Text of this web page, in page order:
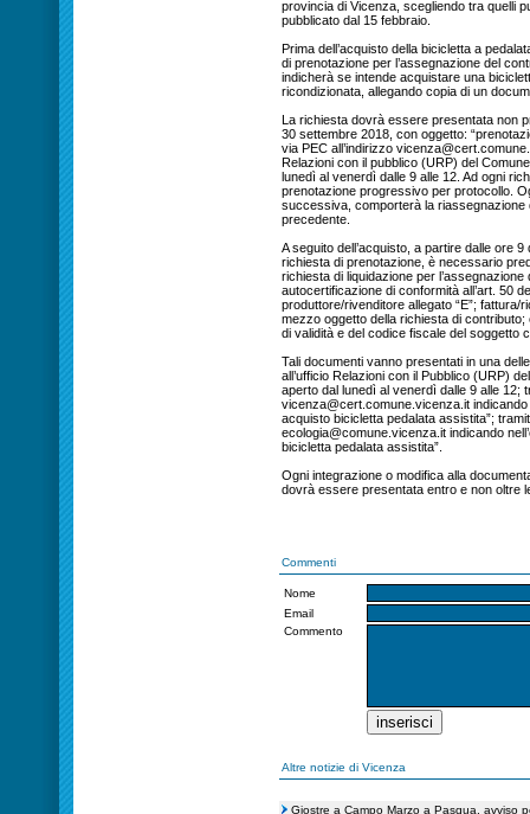
provincia di Vicenza, scegliendo tra quelli
pubblicato dal 15 febbraio.
Prima dell’acquisto della bicicletta a
di prenotazione per l’assegnazione del
indicherà se intende acquistare una
ricondizionata, allegando copia di un
La richiesta dovrà essere presentata non
30 settembre 2018, con oggetto:
via PEC all’indirizzo
Relazioni con il pubblico (URP) del
lunedì al venerdì dalle 9 alle 12. Ad ogni
prenotazione progressivo per protocollo.
successiva, comporterà la riassegnazione
precedente.
A seguito dell’acquisto, a partire dalle ore
richiesta di prenotazione, è necessario
richiesta di liquidazione per
autocertificazione di conformità all’art. 50
produttore/rivenditore allegato “E”;
mezzo oggetto della richiesta di
di validità e del codice fiscale del soggetto
Tali documenti vanno presentati in una
all’ufficio Relazioni con il Pubblico (URP)
aperto dal lunedì al venerdì dalle 9 alle 12;
vicenza@cert.comune.vicenza.it indicando
acquisto bicicletta pedalata assistita”;
ecologia@comune.vicenza.it indicando
bicicletta pedalata assistita”.
Ogni integrazione o modifica alla
dovrà essere presentata entro e non oltre
Commenti
Nome
Email
Commento
Altre notizie di Vicenza
Giostre a Campo Marzo a Pasqua, avviso